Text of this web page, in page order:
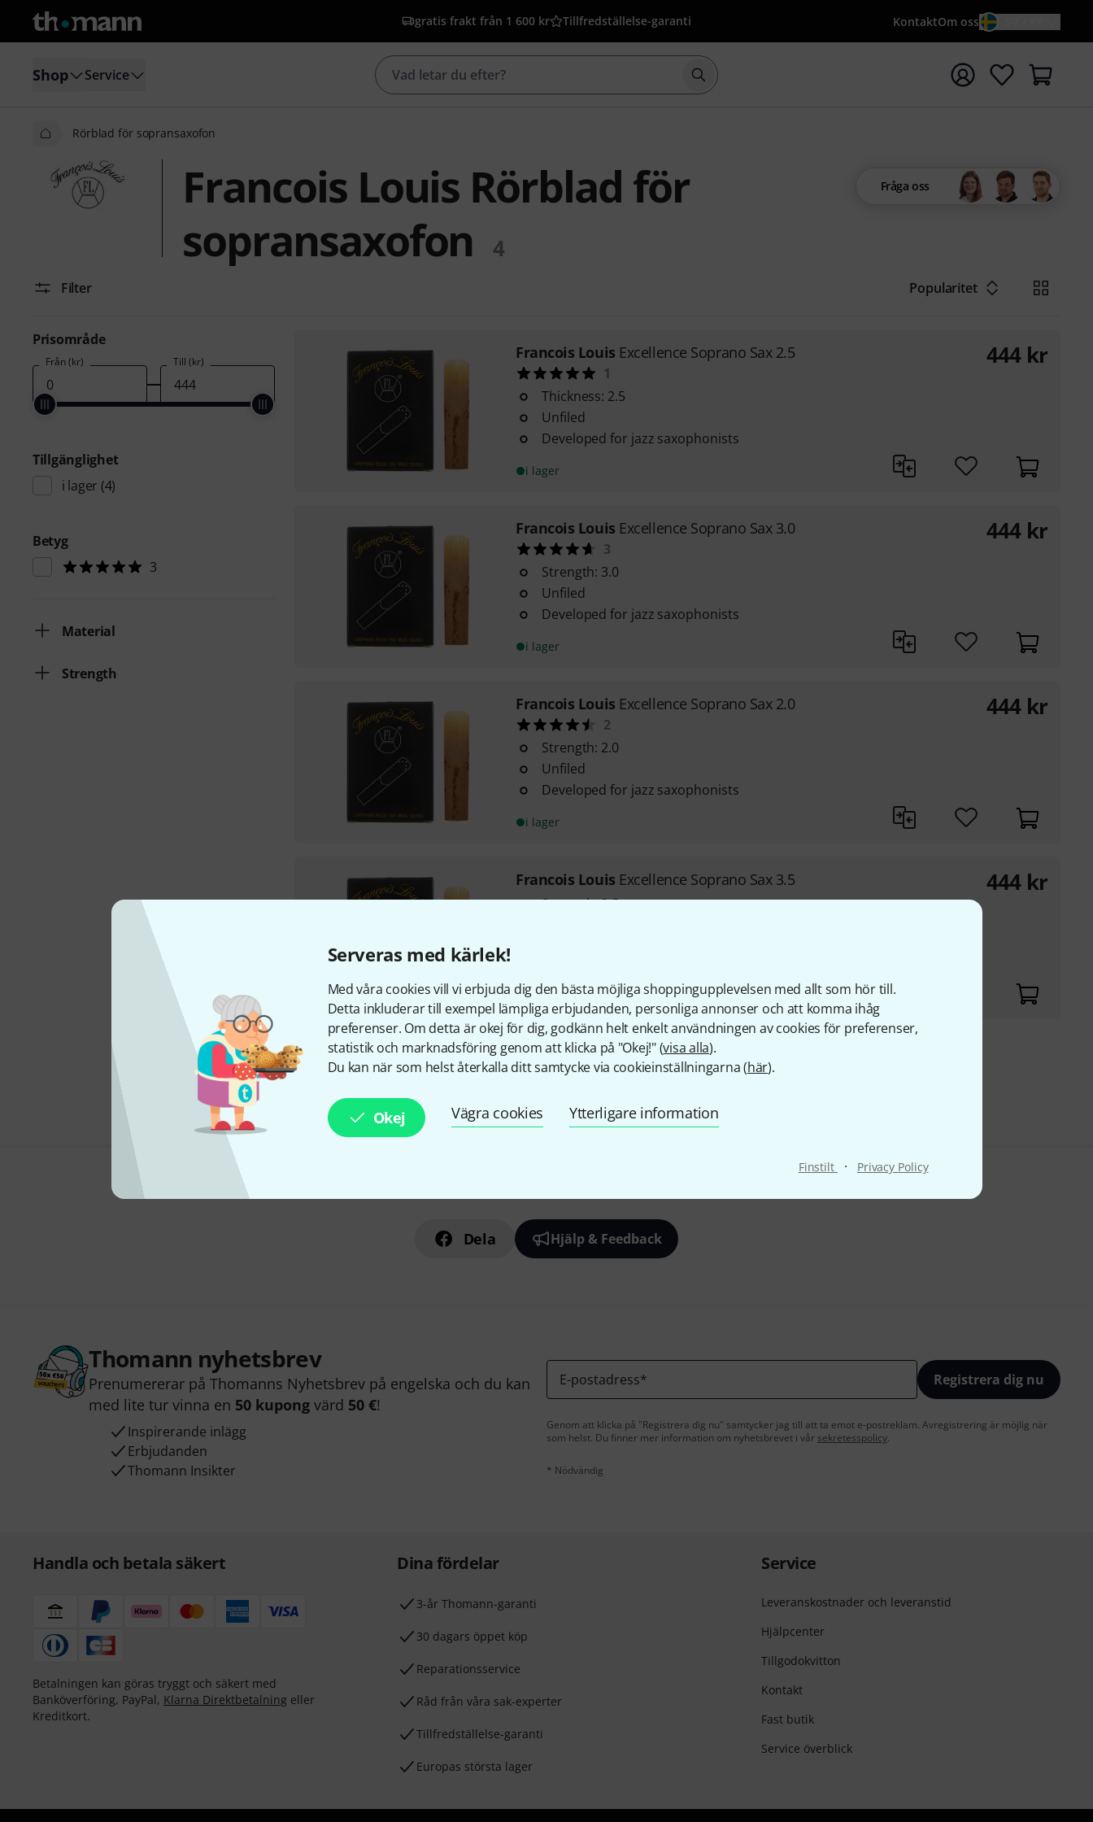
Serveras med kärlek!
Med våra cookies vill vi erbjuda dig den bästa möjliga shoppingupplevelsen med allt som hör till.
Detta inkluderar till exempel lämpliga erbjudanden, personliga annonser och att komma ihåg
preferenser. Om detta är okej för dig, godkänn helt enkelt användningen av cookies för preferenser,
statistik och marknadsföring genom att klicka på "Okej!" (visa alla).
Du kan när som helst återkalla ditt samtycke via cookieinställningarna (här).
Okej Vägra cookies Ytterligare information
Finstilt · Privacy Policy
gratis frakt från 1 600 kr Tillfredställelse-garanti KontaktOm oss
Shop Service Börja sökningen med söktermen {searchTerm}
Rörblad för sopransaxofon
Francois Louis Rörblad för
sopransaxofon
4
Fråga oss
Filter Popularitet
Prisområde
Från (kr) Till (kr)
Tillgänglighet
i lager (4)
Betyg
3
Material
Strength
Francois Louis Excellence Soprano Sax 2.5
1
Thickness: 2.5
Unfiled
Developed for jazz saxophonists
i lager
444 kr
Francois Louis Excellence Soprano Sax 3.0
3
Strength: 3.0
Unfiled
Developed for jazz saxophonists
i lager
444 kr
Francois Louis Excellence Soprano Sax 2.0
2
Strength: 2.0
Unfiled
Developed for jazz saxophonists
i lager
444 kr
Francois Louis Excellence Soprano Sax 3.5
Strength: 3.5
i lager
444 kr
Gratis frakt från 1 600 kr
Dela Hjälp & Feedback
Thomann nyhetsbrev
Prenumererar på Thomanns Nyhetsbrev på engelska och du kan
med lite tur vinna en 50 kupong värd 50 €!
Inspirerande inlägg
Erbjudanden
Thomann Insikter
E-postadress* Registrera dig nu
Genom att klicka på "Registrera dig nu" samtycker jag till att ta emot e-postreklam. Avregistrering är möjlig när
som helst. Du finner mer information om nyhetsbrevet i vår sekretesspolicy.
* Nödvändig
Handla och betala säkert
Betalningen kan göras tryggt och säkert med
Banköverföring, PayPal, Klarna Direktbetalning eller
Kreditkort.
Dina fördelar
3-år Thomann-garanti
30 dagars öppet köp
Reparationsservice
Råd från våra sak-experter
Tillfredställelse-garanti
Europas största lager
Service
Leveranskostnader och leveranstid
Hjälpcenter
Tillgodokvitton
Kontakt
Fast butik
Service överblick